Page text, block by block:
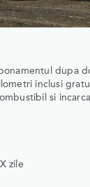
dupa
inclusi
si
zile